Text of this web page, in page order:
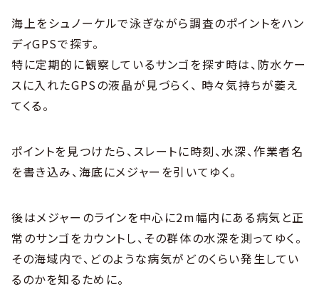
海上をシュノーケルで泳ぎながら調査のポイントをハン
ディGPSで探す。
特に定期的に観察しているサンゴを探す時は、防水ケー
スに入れたGPSの液晶が見づらく、 時々気持ちが萎え
てくる。
ポイントを見つけたら、スレートに時刻、水深、作業者名
を書き込み、海底にメジャーを引いてゆく。
後はメジャーのラインを中心に2m幅内にある病気と正
常のサンゴをカウントし、その群体の水深を測ってゆく。
その海域内で、どのような病気がどのくらい発生してい
るのかを知るために。